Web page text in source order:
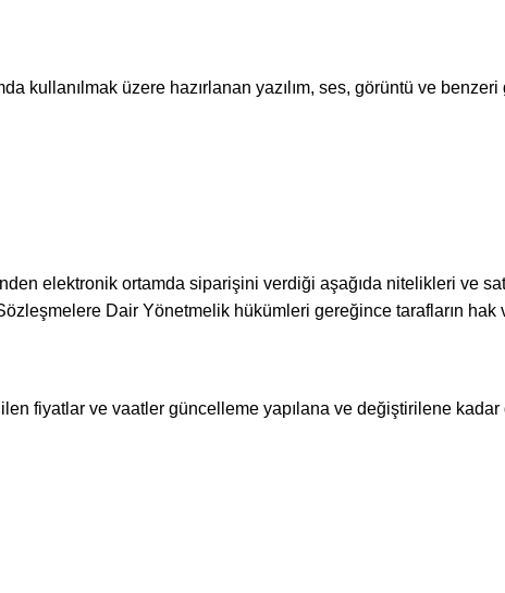
kullanılmak üzere hazırlanan yazılım, ses, görüntü ve
elektronik ortamda siparişini verdiği aşağıda nitelikleri ve
Dair Yönetmelik hükümleri gereğince tarafların
fiyatlar ve vaatler güncelleme yapılana ve değiştirilene